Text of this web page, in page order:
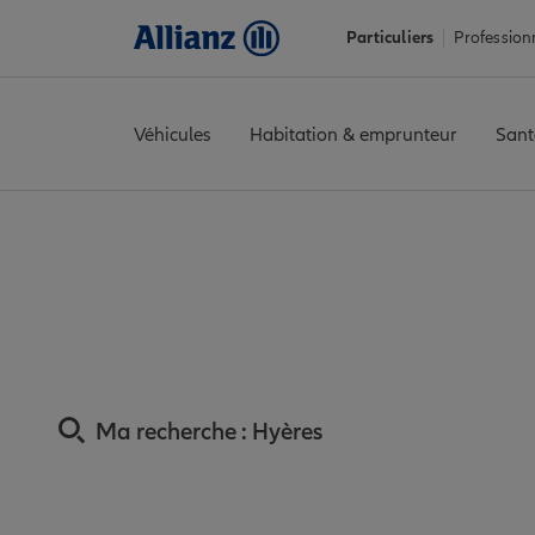
Particuliers
Véhicules Habitation & emprunteur
Ma recherche : Hyères